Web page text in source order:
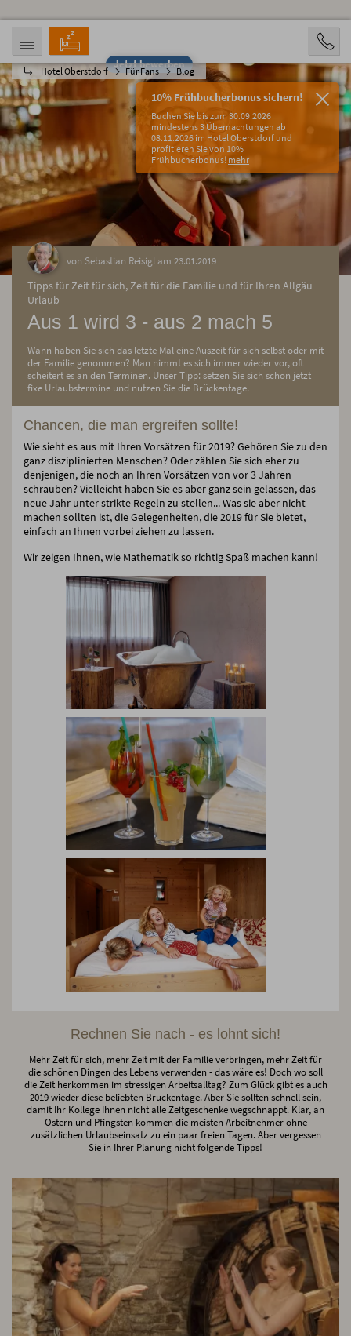
Jetzt bewerben
Hotel Oberstdorf Für Fans Blog
10% Frühbucherbonus sichern!
Buchen Sie bis zum 30.09.2026
mindestens 3 Übernachtungen ab
08.11.2026 im Hotel Oberstdorf und
profitieren Sie von 10%
Frühbucherbonus! mehr
ANREISE
08.08.2026
ABREISE
13.08.2026
PERSONEN
2 Personen
BUCHEN
von Sebastian Reisigl am 23.01.2019
Tipps für Zeit für sich, Zeit für die Familie und für Ihren Allgäu
Urlaub
Aus 1 wird 3 - aus 2 mach 5
Wann haben Sie sich das letzte Mal eine Auszeit für sich selbst oder mit
der Familie genommen? Man nimmt es sich immer wieder vor, oft
scheitert es an den Terminen. Unser Tipp: setzen Sie sich schon jetzt
fixe Urlaubstermine und nutzen Sie die Brückentage.
Chancen, die man ergreifen sollte!
Wie sieht es aus mit Ihren Vorsätzen für 2019? Gehören Sie zu den
ganz disziplinierten Menschen? Oder zählen Sie sich eher zu
denjenigen, die noch an Ihren Vorsätzen von vor 3 Jahren
schrauben? Vielleicht haben Sie es aber ganz sein gelassen, das
neue Jahr unter strikte Regeln zu stellen... Was sie aber nicht
machen sollten ist, die Gelegenheiten, die 2019 für Sie bietet,
einfach an Ihnen vorbei ziehen zu lassen.
Wir zeigen Ihnen, wie Mathematik so richtig Spaß machen kann!
Rechnen Sie nach - es lohnt sich!
Mehr Zeit für sich, mehr Zeit mit der Familie verbringen, mehr Zeit für
die schönen Dingen des Lebens verwenden - das wäre es! Doch wo soll
die Zeit herkommen im stressigen Arbeitsalltag? Zum Glück gibt es auch
2019 wieder diese beliebten Brückentage. Aber Sie sollten schnell sein,
damit Ihr Kollege Ihnen nicht alle Zeitgeschenke wegschnappt. Klar, an
Ostern und Pfingsten kommen die meisten Arbeitnehmer ohne
zusätzlichen Urlaubseinsatz zu ein paar freien Tagen. Aber vergessen
Sie in Ihrer Planung nicht folgende Tipps!